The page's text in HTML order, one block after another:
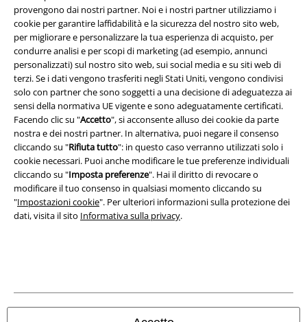
provengono dai nostri partner. Noi e i nostri partner utilizziamo i
cookie per garantire laffidabilità e la sicurezza del nostro sito web,
per migliorare e personalizzare la tua esperienza di acquisto, per
condurre analisi e per scopi di marketing (ad esempio, annunci
personalizzati) sul nostro sito web, sui social media e su siti web di
terzi. Se i dati vengono trasferiti negli Stati Uniti, vengono condivisi
solo con partner che sono soggetti a una decisione di adeguatezza ai
sensi della normativa UE vigente e sono adeguatamente certificati.
Facendo clic su "Accetto", si acconsente alluso dei cookie da parte
nostra e dei nostri partner. In alternativa, puoi negare il consenso
cliccando su "Rifiuta tutto": in questo caso verranno utilizzati solo i
cookie necessari. Puoi anche modificare le tue preferenze individuali
cliccando su "Imposta preferenze". Hai il diritto di revocare o
modificare il tuo consenso in qualsiasi momento cliccando su
"Impostazioni cookie". Per ulteriori informazioni sulla protezione dei
dati, visita il sito Informativa sulla privacy.
Redazione
Legge sulla Privacy
Smaltimento rifiuti e protezione dell’ambiente
Dichiarazione di Conformità
Informazioni sull'accessibilità
Impostazioni cookie
Esercita Recesso